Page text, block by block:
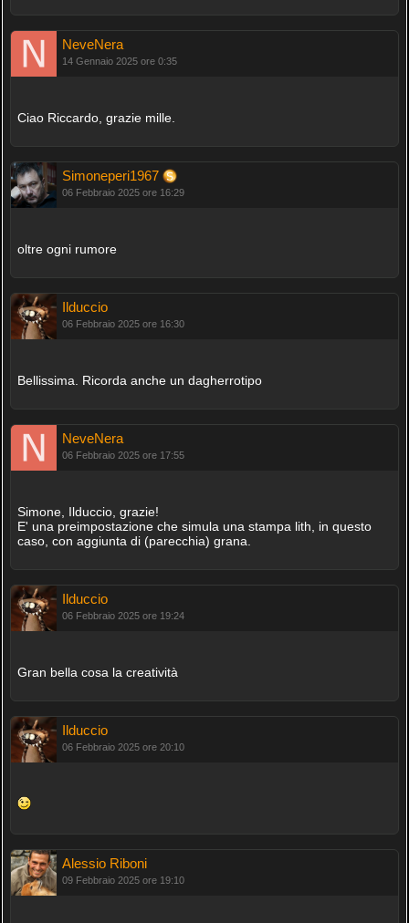
NeveNera
14 Gennaio 2025 ore 0:35
Ciao Riccardo, grazie mille.
Simoneperi1967
06 Febbraio 2025 ore 16:29
oltre ogni rumore
Ilduccio
06 Febbraio 2025 ore 16:30
Bellissima. Ricorda anche un dagherrotipo
NeveNera
06 Febbraio 2025 ore 17:55
Simone, Ilduccio, grazie!
E' una preimpostazione che simula una stampa lith, in questo
caso, con aggiunta di (parecchia) grana.
Ilduccio
06 Febbraio 2025 ore 19:24
Gran bella cosa la creatività
Ilduccio
06 Febbraio 2025 ore 20:10
Alessio Riboni
09 Febbraio 2025 ore 19:10